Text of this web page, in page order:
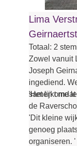
Lima
Totaal: 2
Zowel vanuit
Joseph
ingediend.
samen
'Het lijkt me
de
'Dit kleine
genoeg
organiseren. '